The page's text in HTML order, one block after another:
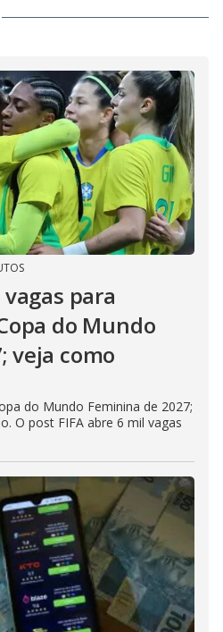
para
do Mundo
veja como
do Mundo Feminina de 2027;
O post FIFA abre 6 mil vagas